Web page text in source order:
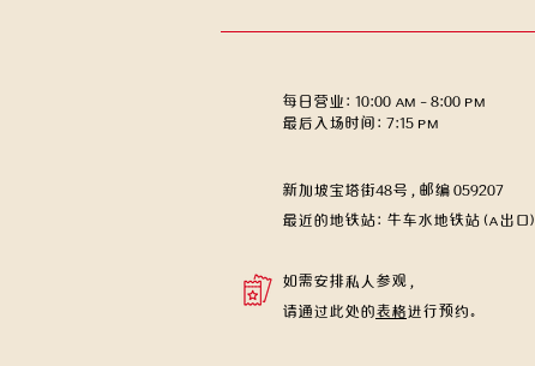
每日营业：10:00 AM – 8:00 PM
​​最后入场时间：7:15 PM
新加坡宝塔街48号，邮编 059207
​最近的地铁站：牛车水地铁站 (A出口)
如需安排私人参观，
请通过此处的表格进行预约。